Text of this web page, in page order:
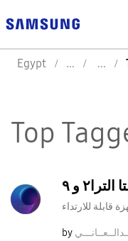
Egypt
Top
قابلة للارتداء
by نـــي